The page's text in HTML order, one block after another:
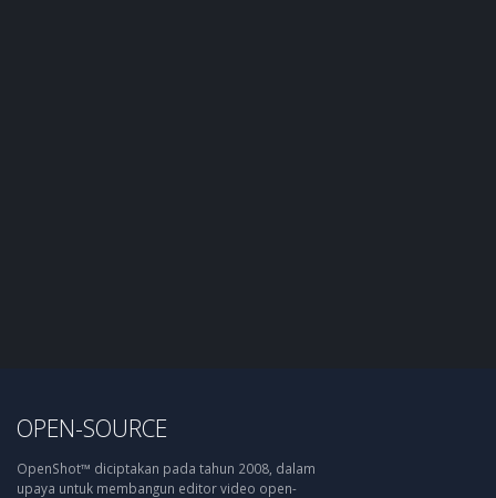
OPEN-SOURCE
OpenShot™ diciptakan pada tahun 2008, dalam
upaya untuk membangun editor video open-